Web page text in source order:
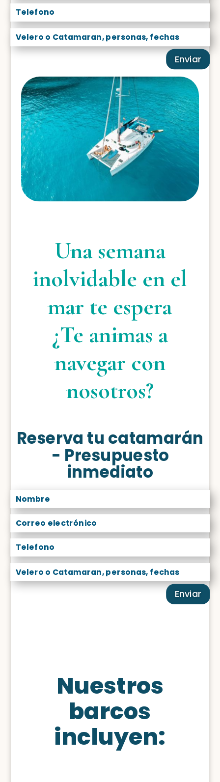
Enviar
Una semana
inolvidable en el
mar te espera
¿Te animas a
navegar con
nosotros?
Reserva tu catamarán
- Presupuesto
inmediato
Enviar
Nuestros
barcos
incluyen: